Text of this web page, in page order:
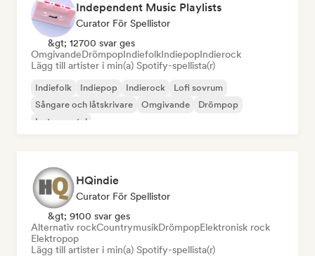
Independent Music Playlists
Curator För Spellistor
&gt; 12700 svar ges
OmgivandeDrömpopIndiefolkIndiepopIndierock
Lägg till artister i min(a) Spotify-spellista(r)
Indiefolk Indiepop Indierock
Lofi sovrum
Sångare och låtskrivare
Omgivande
Drömpop
Instrumental
HQindie
Curator För Spellistor
&gt; 9100 svar ges
Alternativ rockCountrymusikDrömpopElektronisk rock
Elektropop
Lägg till artister i min(a) Spotify-spellista(r)